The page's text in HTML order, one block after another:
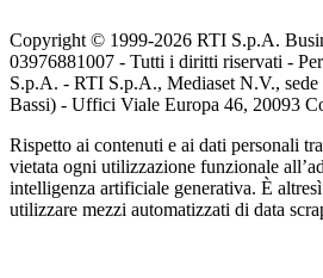
Copyright © 1999-2026 RTI S.p.A.
03976881007 - Tutti i diritti riservati -
S.p.A. - RTI S.p.A., Mediaset N.V., sede
Bassi) - Uffici Viale Europa 46, 20093
Rispetto ai contenuti e ai dati personali
vietata ogni utilizzazione funzionale
intelligenza artificiale generativa. È
utilizzare mezzi automatizzati di data